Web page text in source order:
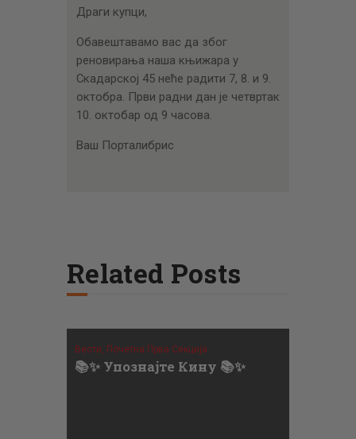
Драги купци,
Обавештавамо вас да због
реновирања наша књижара у
Скадарској 45 неће радити 7, 8. и 9.
октобра. Први радни дан је четвртак
10. октобар од 9 часова.
Ваш Порталибрис
Related Posts
Вести, Почетна Прва Секција
📚✨ Упознајте Кину 📚✨